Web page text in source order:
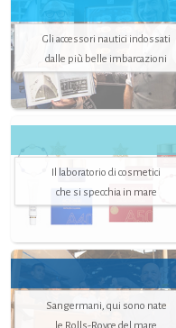
Gli accessori nautici indossati
dalle più belle imbarcazioni
Il laboratorio di cosmetici
che si specchia in mare
Sangermani, qui sono nate